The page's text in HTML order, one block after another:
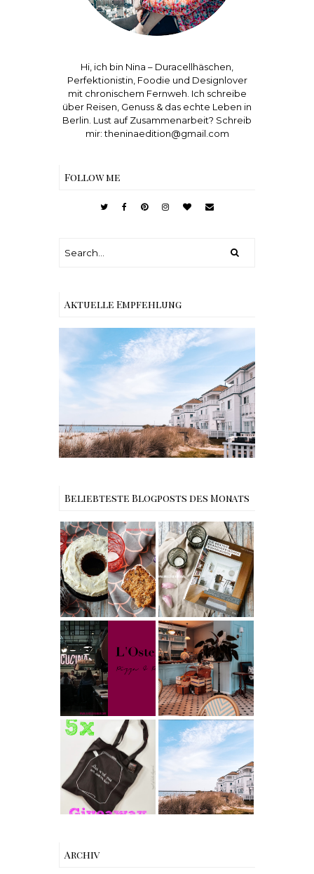
Hi, ich bin Nina – Duracellhäschen,
Perfektionistin, Foodie und Designlover
mit chronischem Fernweh. Ich schreibe
über Reisen, Genuss & das echte Leben in
Berlin. Lust auf Zusammenarbeit? Schreib
mir: theninaedition@gmail.com
Follow me
Aktuelle Empfehlung
Reisen - Schleiregion
Beliebteste Blogposts des Monats
Rezept |
Weltbester
Carrot Cake
mit Cream
Cheese
Frosting nach
Cynthia
Barcomi –
einfach &
saftig
Buchtipps - Die
besten
Skandinavische
n Wohnhäuser |
The Nina
Edition
My Berlin -
L'Osteria | The
Nina Edition
Berlin | Café
L’Berg –
Französischer
Charme mitten
in Berlin-
Wilmersdorf
[gives away]
Limitierte
Tote-Bag
Edition von
Esther
Perbandt
Reisen -
Schleiregion
Archiv